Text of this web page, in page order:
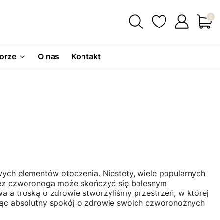
O nas Kontakt
elementów otoczenia. Niestety, wiele popularnych
czworonoga może skończyć się bolesnym
a troską o zdrowie stworzyliśmy przestrzeń, w której
absolutny spokój o zdrowie swoich czworonożnych